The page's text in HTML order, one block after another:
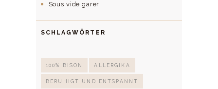
Sous vide garer
SCHLAGWÖRTER
100% BISON ALLERGIKA
BERUHIGT UND ENTSPANNT